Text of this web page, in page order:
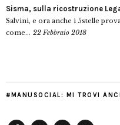
Sisma, sulla ricostruzione
Salvini, e ora anche i 5stelle
come... 22 Febbraio 2018
#MANUSOCIAL: MI TROVI